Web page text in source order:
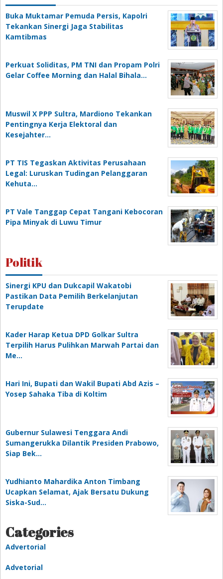
Buka Muktamar Pemuda Persis, Kapolri
Tekankan Sinergi Jaga Stabilitas
Kamtibmas
Perkuat Soliditas, PM TNI dan Propam Polri
Gelar Coffee Morning dan Halal Bihala…
Muswil X PPP Sultra, Mardiono Tekankan
Pentingnya Kerja Elektoral dan
Kesejahter…
PT TIS Tegaskan Aktivitas Perusahaan
Legal: Luruskan Tudingan Pelanggaran
Kehuta…
PT Vale Tanggap Cepat Tangani Kebocoran
Pipa Minyak di Luwu Timur
Politik
Sinergi KPU dan Dukcapil Wakatobi
Pastikan Data Pemilih Berkelanjutan
Terupdate
Kader Harap Ketua DPD Golkar Sultra
Terpilih Harus Pulihkan Marwah Partai dan
Me…
Hari Ini, Bupati dan Wakil Bupati Abd Azis –
Yosep Sahaka Tiba di Koltim
Gubernur Sulawesi Tenggara Andi
Sumangerukka Dilantik Presiden Prabowo,
Siap Bek…
Yudhianto Mahardika Anton Timbang
Ucapkan Selamat, Ajak Bersatu Dukung
Siska-Sud…
Categories
Advertorial
Advetorial